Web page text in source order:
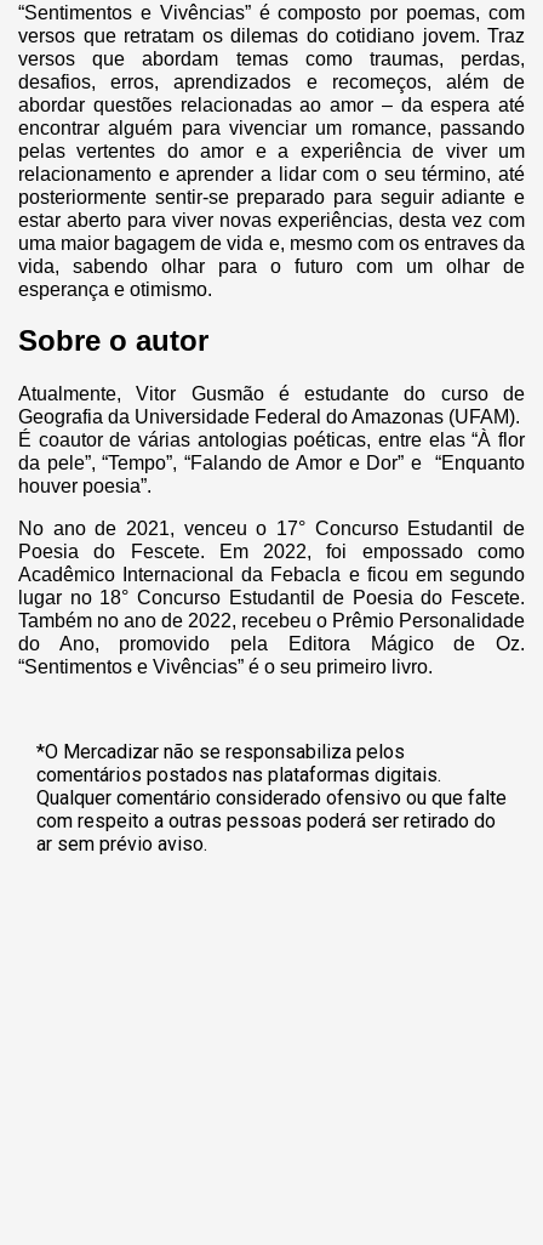
“Sentimentos e Vivências” é composto por poemas, com
versos que retratam os dilemas do cotidiano jovem. Traz
versos que abordam temas como traumas, perdas,
desafios, erros, aprendizados e recomeços, além de
abordar questões relacionadas ao amor – da espera até
encontrar alguém para vivenciar um romance, passando
pelas vertentes do amor e a experiência de viver um
relacionamento e aprender a lidar com o seu término, até
posteriormente sentir-se preparado para seguir adiante e
estar aberto para viver novas experiências, desta vez com
uma maior bagagem de vida e, mesmo com os entraves da
vida, sabendo olhar para o futuro com um olhar de
esperança e otimismo.
Sobre o autor
Atualmente, Vitor Gusmão é estudante do curso de
Geografia da Universidade Federal do Amazonas (UFAM).
É coautor de várias antologias poéticas, entre elas “À flor
da pele”, “Tempo”, “Falando de Amor e Dor” e “Enquanto
houver poesia”.
No ano de 2021, venceu o 17° Concurso Estudantil de
Poesia do Fescete. Em 2022, foi empossado como
Acadêmico Internacional da Febacla e ficou em segundo
lugar no 18° Concurso Estudantil de Poesia do Fescete.
Também no ano de 2022, recebeu o Prêmio Personalidade
do Ano, promovido pela Editora Mágico de Oz.
“Sentimentos e Vivências” é o seu primeiro livro.
*O Mercadizar não se responsabiliza pelos
comentários postados nas plataformas digitais.
Qualquer comentário considerado ofensivo ou que falte
com respeito a outras pessoas poderá ser retirado do
ar sem prévio aviso.